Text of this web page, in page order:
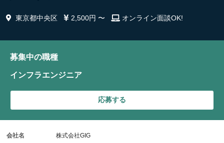
東京都中央区 2,500円 〜 オンライン面談OK!
募集中の職種
インフラエンジニア
応募する
会社名 株式会社GIG